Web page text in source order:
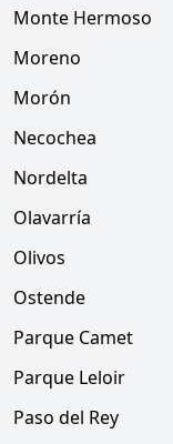
Monte Hermoso
Moreno
Morón
Necochea
Nordelta
Olavarría
Olivos
Ostende
Parque Camet
Parque Leloir
Paso del Rey